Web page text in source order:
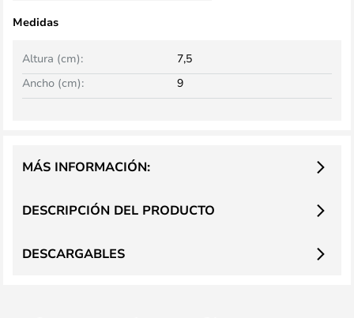
Medidas
Ancho (cm): 9
Altura (cm): 7,5
DESCRIPCIÓN DEL PRODUCTO
MÁS INFORMACIÓN:
DESCARGABLES